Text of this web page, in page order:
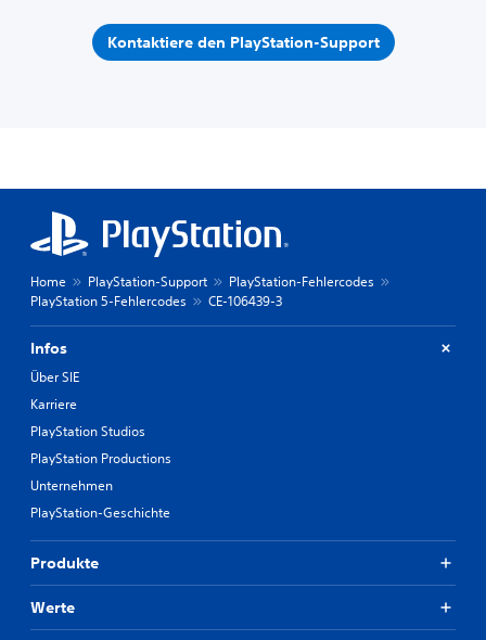
Kontaktiere den PlayStation-Support
Home PlayStation-Support
PlayStation-Fehlercodes
PlayStation 5-Fehlercodes
CE-106439-3
Infos
Über SIE
Karriere
PlayStation Studios
PlayStation Productions
Unternehmen
PlayStation-Geschichte
Produkte
Werte